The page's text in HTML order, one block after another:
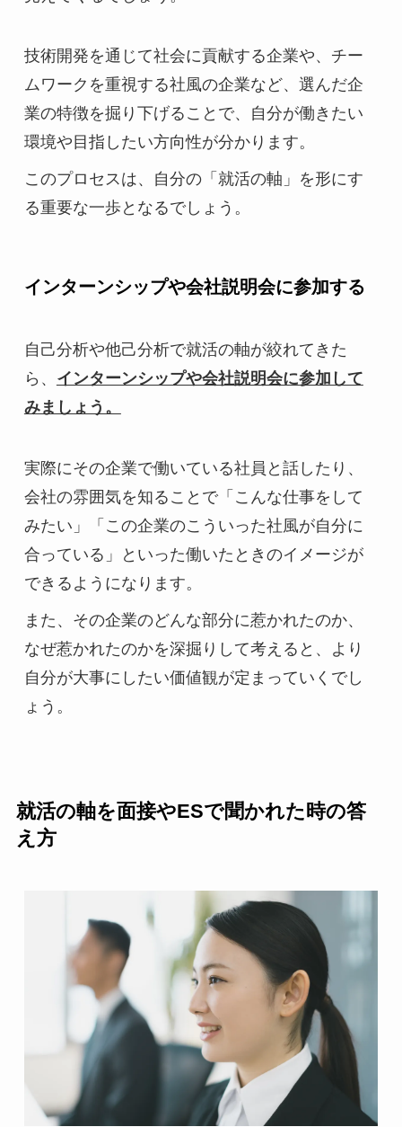
技術開発を通じて社会に貢献する企業や、チー
ムワークを重視する社風の企業など、選んだ企
業の特徴を掘り下げることで、自分が働きたい
環境や目指したい方向性が分かります。
このプロセスは、自分の「就活の軸」を形にす
る重要な一歩となるでしょう。
インターンシップや会社説明会に参加する
自己分析や他己分析で就活の軸が絞れてきた
ら、 インターンシップや会社説明会に参加して
みましょう。
実際にその企業で働いている社員と話したり、
会社の雰囲気を知ることで「こんな仕事をして
みたい」「この企業のこういった社風が自分に
合っている」といった働いたときのイメージが
できるようになります。
また、その企業のどんな部分に惹かれたのか、
なぜ惹かれたのかを深掘りして考えると、より
自分が大事にしたい価値観が定まっていくでし
ょう。
就活の軸を面接やESで聞かれた時の答
え方